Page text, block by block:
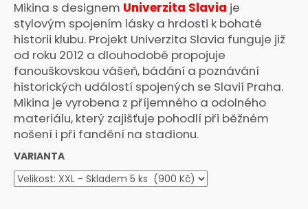
Mikina s designem Univerzita Slavia je
stylovým spojením lásky a hrdosti k bohaté
historii klubu. Projekt Univerzita Slavia funguje již
od roku 2012 a dlouhodobě propojuje
fanouškovskou vášeň, bádání a poznávání
historických událostí spojených se Slavií Praha.
Mikina je vyrobena z příjemného a odolného
materiálu, který zajišťuje pohodlí při běžném
nošení i při fandění na stadionu.
VARIANTA
a
j
í
t
?